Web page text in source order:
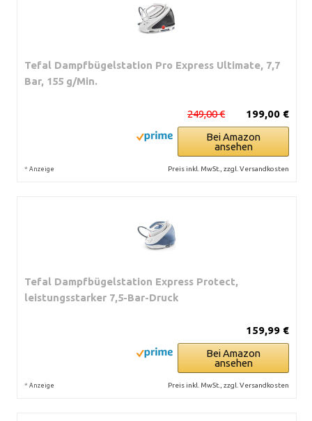
Tefal Dampfbügelstation Pro Express Ultimate, 7,7
Bar, 155 g/Min.
199,00 €
249,00 €
Bei Amazon
ansehen
* Anzeige Preis inkl. MwSt., zzgl. Versandkosten
Tefal Dampfbügelstation Express Protect,
leistungsstarker 7,5-Bar-Druck
159,99 €
Bei Amazon
ansehen
* Anzeige Preis inkl. MwSt., zzgl. Versandkosten